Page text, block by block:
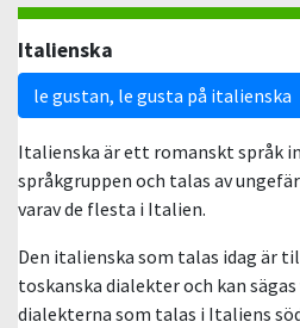
Italienska
le gustan, le gusta på italienska
Italienska är ett romanskt språk
språkgruppen och talas av
varav de flesta i Italien.
Den italienska som talas idag är
toskanska dialekter och kan
dialekterna som talas i Italiens